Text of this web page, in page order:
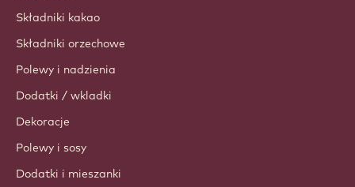
Składniki kakao
Składniki orzechowe
Polewy i nadzienia
Dodatki / wkladki
Dekoracje
Polewy i sosy
Dodatki i mieszanki